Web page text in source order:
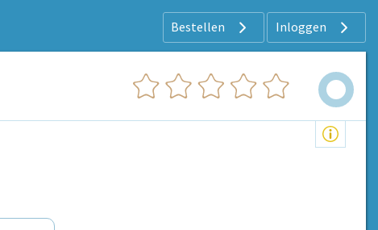
Bestellen Inloggen